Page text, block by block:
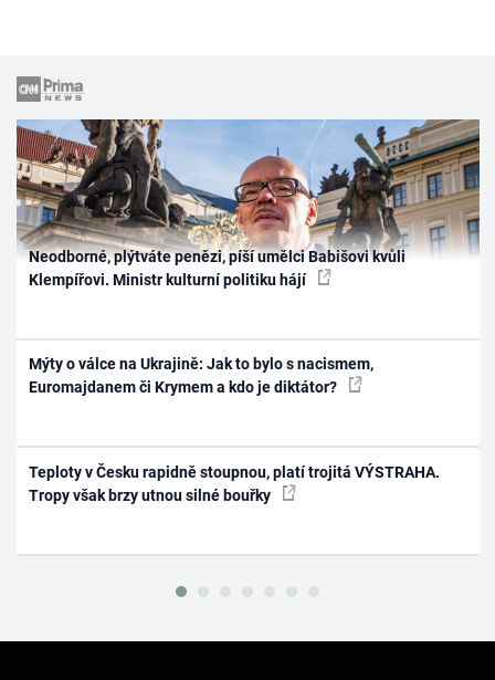
Neodborné, plýtváte penězi, píší umělci Babišovi kvůli
Klempířovi. Ministr kulturní politiku hájí
Mýty o válce na Ukrajině: Jak to bylo s nacismem,
Euromajdanem či Krymem a kdo je diktátor?
Teploty v Česku rapidně stoupnou, platí trojitá VÝSTRAHA.
Tropy však brzy utnou silné bouřky